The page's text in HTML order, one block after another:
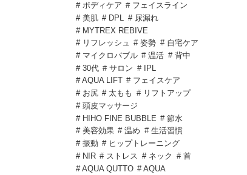
# ボディケア # フェイスライン
# 美肌 # DPL
# 尿漏れ
# MYTREX REBIVE
# リフレッシュ # 姿勢 # 自宅ケア
# マイクロバブル # 温活 # 背中
# 30代 # サロン # IPL
# AQUA LIFT # フェイスケア
# お尻 # 太もも # リフトアップ
# 頭皮マッサージ
# HIHO FINE BUBBLE # 節水
# 美容効果 # 温め # 生活習慣
# 振動 # ヒップトレーニング
# NIR # ストレス # ネック # 首
# AQUA QUTTO # AQUA